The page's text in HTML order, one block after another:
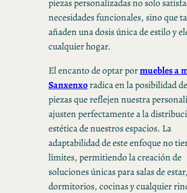
piezas personalizadas no solo
necesidades funcionales, sino que
añaden una dosis única de estilo y
cualquier hogar.
El encanto de optar pormuebles a
Sanxenxoradica en la posibilidad
piezas que reflejen nuestra
ajusten perfectamente a la
estética de nuestros espacios. La
adaptabilidad de este enfoque no
límites, permitiendo la creación de
soluciones únicas para salas de estar,
dormitorios, cocinas y cualquier